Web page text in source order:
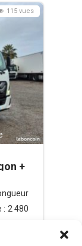
+
115 vues
: 2 480